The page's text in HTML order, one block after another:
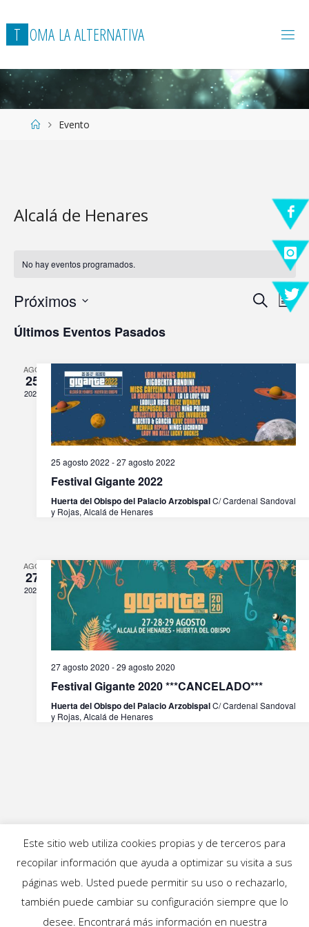
T OMA LAALTERNATIVA
PáginaEvento
Alcalá de Henares
No hay eventos programados.
de
vistas
de
Buscar
de
de
Lista
Próximos
la
Últimos Eventos Pasados
AGO
25
2022
25 agosto 2022 -27 agosto 2022
Festival Gigante 2022
Huerta del Obispo del Palacio ArzobispalC/ Cardenal Sandoval
y Rojas, Alcalá de Henares
AGO
27
2020
27 agosto 2020 -29 agosto 2020
Festival Gigante 2020 ***CANCELADO***
Huerta del Obispo del Palacio ArzobispalC/ Cardenal Sandoval
y Rojas, Alcalá de Henares
GALERÍAS
QUIÉNES SOMOS
Este sitio web utiliza cookies propias y de terceros para
recopilar información que ayuda a optimizar su visita a sus
páginas web. Usted puede permitir su uso o rechazarlo,
también puede cambiar su configuración siempre que lo
desee. Encontrará más información en nuestra